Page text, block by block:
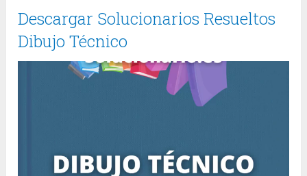
Descargar Solucionarios Resueltos
Dibujo Técnico